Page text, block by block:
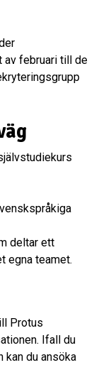
av februari till de
deltar ett
egna teamet.
Protus
Ifall du
kan du ansöka